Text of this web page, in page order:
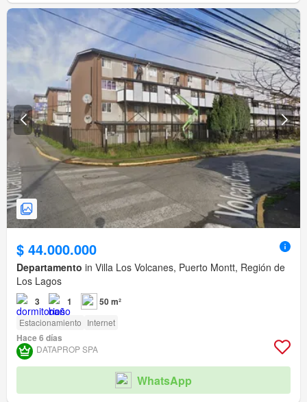
$ 44.000.000
Departamento in Villa Los Volcanes, Puerto Montt, Región de
Los Lagos
3 1 50 m²
Estacionamiento Internet
Hace 6 días
DATAPROP SPA
WhatsApp